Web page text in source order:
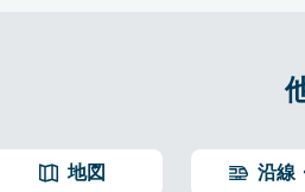
地図 沿線